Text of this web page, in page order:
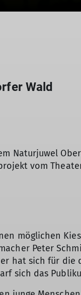
Wald
Naturjuwel
vom
möglichen
Peter
hat sich für
sich das